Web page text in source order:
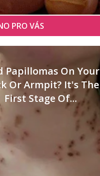
Papillomas On Your
Or Armpit? It's The
First Stage Of...